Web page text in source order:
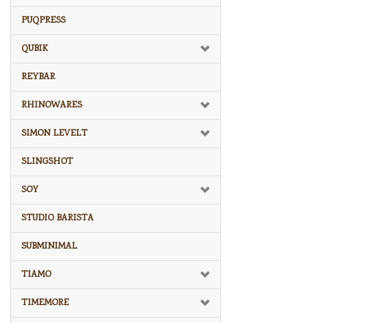
PUQPRESS
QUBIK
REYBAR
RHINOWARES
SIMON LEVELT
SLINGSHOT
SOY
STUDIO BARISTA
SUBMINIMAL
TIAMO
TIMEMORE